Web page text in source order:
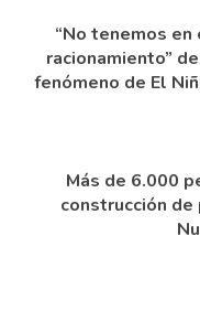
“No tenemos
racionamiento”
fenómeno de El
Más de 6.000
construcción